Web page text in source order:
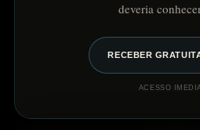
deveria
RECEBER
ACESSO